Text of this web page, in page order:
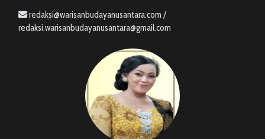
redaksi@warisanbudayanusantara.com /
redaksi.warisanbudayanusantara@gmail.com